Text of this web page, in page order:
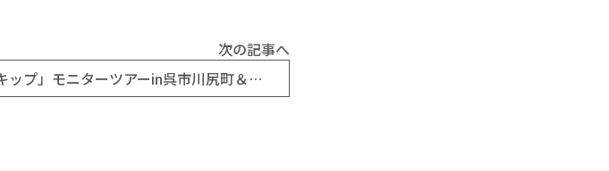
次の記事へ
『「せとうちスキップ」モニターツアーin呉市川尻町＆安浦町』の参加者募集！（呉広域商工会）